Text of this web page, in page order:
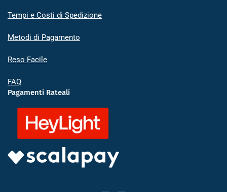
Tempi e Costi di Spedizione
Metodi di Pagamento
Reso Facile
FAQ
Pagamenti Rateali